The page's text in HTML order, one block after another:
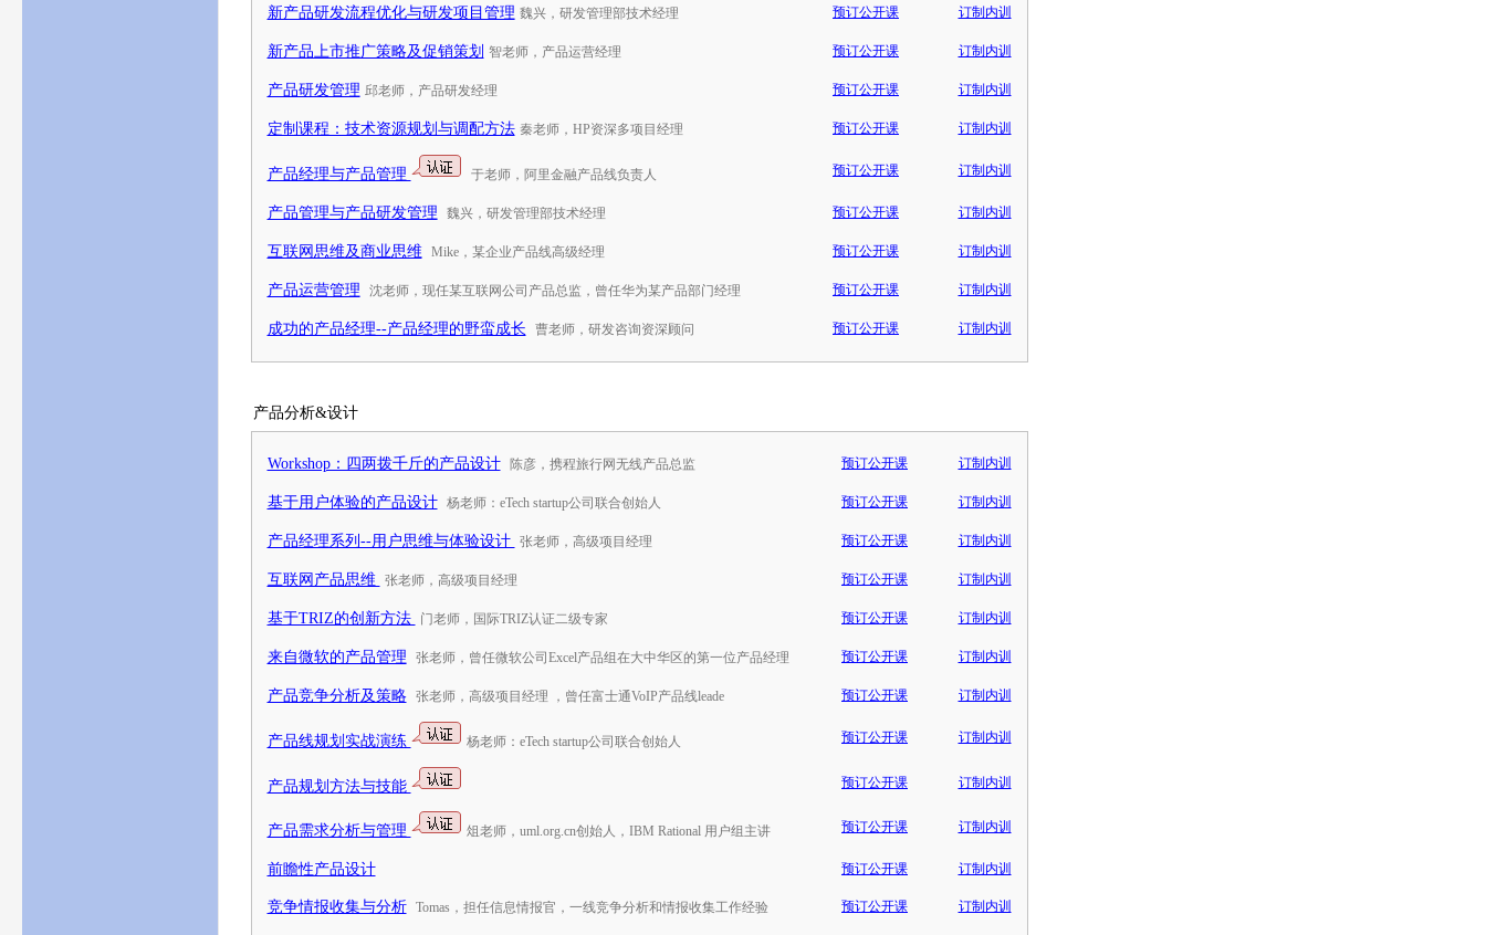
新产品研发流程优化与研发项目管理 魏兴，研发管理部技术经理 预订公开课 订制内训
新产品上市推广策略及促销策划 智老师，产品运营经理 预订公开课 订制内训
产品研发管理 邱老师，产品研发经理 预订公开课 订制内训
定制课程：技术资源规划与调配方法 秦老师，HP资深多项目经理 预订公开课 订制内训
产品经理与产品管理 于老师，阿里金融产品线负责人 预订公开课 订制内训
产品管理与产品研发管理 魏兴，研发管理部技术经理 预订公开课 订制内训
互联网思维及商业思维 Mike，某企业产品线高级经理 预订公开课 订制内训
产品运营管理 沈老师，现任某互联网公司产品总监，曾任华为某产品部门经理 预订公开课 订制内训
成功的产品经理--产品经理的野蛮成长 曹老师，研发咨询资深顾问 预订公开课 订制内训
产品分析&设计
Workshop：四两拨千斤的产品设计 陈彦，携程旅行网无线产品总监 预订公开课 订制内训
基于用户体验的产品设计 杨老师：eTech startup公司联合创始人 预订公开课 订制内训
产品经理系列--用户思维与体验设计 张老师，高级项目经理 预订公开课 订制内训
互联网产品思维 张老师，高级项目经理 预订公开课 订制内训
基于TRIZ的创新方法 门老师，国际TRIZ认证二级专家 预订公开课 订制内训
来自微软的产品管理 张老师，曾任微软公司Excel产品组在大中华区的第一位产品经理 预订公开课 订制内训
产品竞争分析及策略 张老师，高级项目经理 ，曾任富士通VoIP产品线leade 预订公开课 订制内训
产品线规划实战演练 杨老师：eTech startup公司联合创始人 预订公开课 订制内训
产品规划方法与技能 预订公开课 订制内训
产品需求分析与管理 俎老师，uml.org.cn创始人，IBM Rational 用户组主讲 预订公开课 订制内训
前瞻性产品设计 预订公开课 订制内训
竞争情报收集与分析 Tomas，担任信息情报官，一线竞争分析和情报收集工作经验 预订公开课 订制内训